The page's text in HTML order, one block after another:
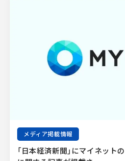
メディア掲載情報
「日本経済新聞」にマイネット